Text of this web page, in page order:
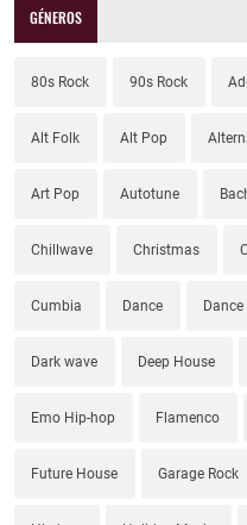
GÉNEROS
80s Rock 90s Rock
Alt Folk Alt Pop
Art Pop Autotune
Chillwave Christmas
Cumbia Dance
Dark wave Deep House
Emo Hip-hop Flamenco
Future House Garage Rock